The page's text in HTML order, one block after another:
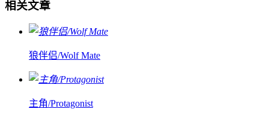
相关文章
狼伴侣/Wolf Mate
主角/Protagonist